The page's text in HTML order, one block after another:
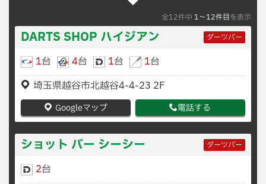
全12件中 1〜12件目を表示
DARTS SHOP ハイジアン ダーツバー
1台 4台 1台 1台
埼玉県越谷市北越谷4-4-23 2F
Googleマップ 電話する
ショット バー シーシー ダーツバー
2台